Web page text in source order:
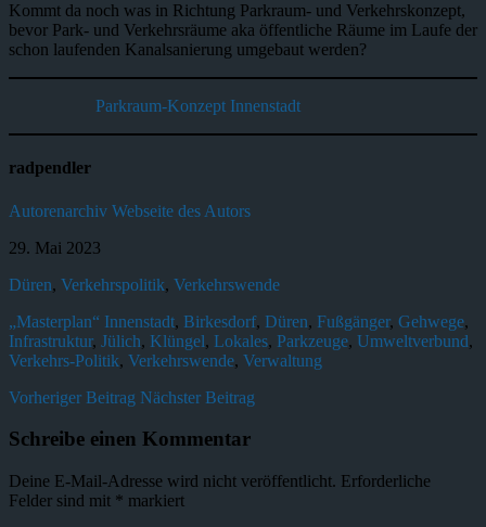
Kommt da noch was in Richtung Parkraum- und Verkehrskonzept,
bevor Park- und Verkehrsräume aka öffentliche Räume im Laufe der
schon laufenden Kanalsanierung umgebaut werden?
Parkraum-Konzept Innenstadt
radpendler
Autorenarchiv Webseite des Autors
29. Mai 2023
Düren, Verkehrspolitik, Verkehrswende
„Masterplan“ Innenstadt, Birkesdorf, Düren, Fußgänger, Gehwege,
Infrastruktur, Jülich, Klüngel, Lokales, Parkzeuge, Umweltverbund,
Verkehrs-Politik, Verkehrswende, Verwaltung
Vorheriger Beitrag Nächster Beitrag
Schreibe einen Kommentar
Deine E-Mail-Adresse wird nicht veröffentlicht. Erforderliche
Felder sind mit * markiert